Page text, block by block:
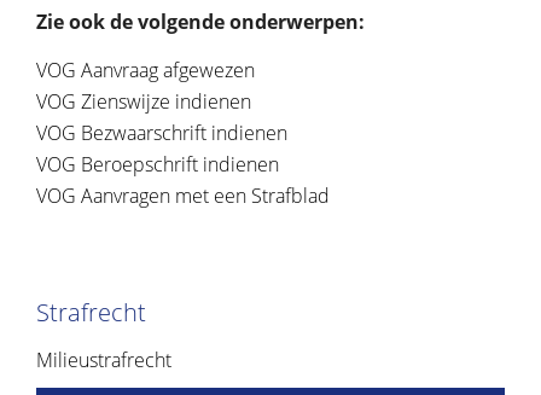
Zie ook de volgende onderwerpen:
VOG Aanvraag afgewezen
VOG Zienswijze indienen
VOG Bezwaarschrift indienen
VOG Beroepschrift indienen
VOG Aanvragen met een Strafblad
Strafrecht
Milieustrafrecht